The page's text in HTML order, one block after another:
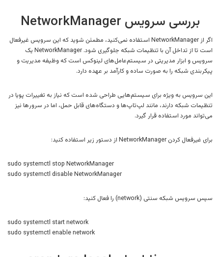
بررسی سرویس NetworkManager
اگر از NetworkManager استفاده نمی‌کنید، مطمئن شوید که این سرویس غیرفعال
است تا از تداخل آن با تنظیمات شبکه جلوگیری شود. NetworkManager یک
سرویس و ابزار مدیریتی در سیستم‌عامل‌های لینوکس است که وظیفه مدیریت و
پیکربندی شبکه را به صورت ساده و کارآمد بر عهده دارد.
این سرویس به ویژه برای سیستم‌هایی طراحی شده است که نیاز به تغییرات پویا در
تنظیمات شبکه دارند، مانند لپ‌تاپ‌ها و دستگاه‌های قابل حمل، اما در سرور‌ها نیز
می‌تواند مورد استفاده قرار گیرد.
برای غیرفعال کردن NetworkManager از دستور زیر استفاده کنید:
sudo systemctl stop NetworkManager
sudo systemctl disable NetworkManager
سپس سرویس شبکه سنتی (network) را فعال کنید:
sudo systemctl start network
sudo systemctl enable network